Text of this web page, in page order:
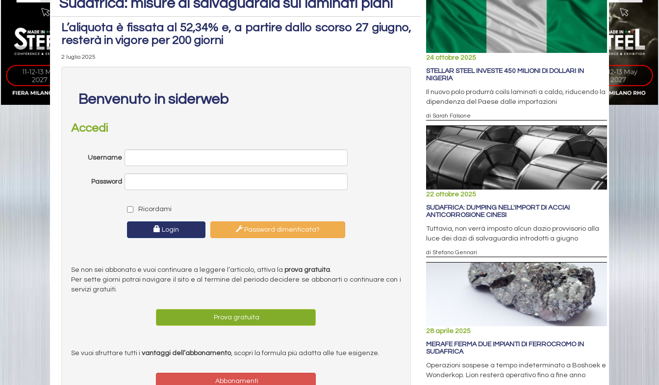
Sudafrica: misure di salvaguardia sui laminati piani
L’aliquota è fissata al 52,34% e, a partire dallo scorso 27 giugno,
resterà in vigore per 200 giorni
2 luglio 2025
Benvenuto in siderweb
Accedi
Username
Password
Ricordami
Login Password dimenticata?
Se non sei abbonato e vuoi continuare a leggere l’articolo, attiva la prova gratuita.
Per sette giorni potrai navigare il sito e al termine del periodo decidere se abbonarti o continuare con i
servizi gratuiti.
Prova gratuita
Se vuoi sfruttare tutti i vantaggi dell’abbonamento, scopri la formula più adatta alle tue esigenze.
Abbonamenti
24 ottobre 2025
STELLAR STEEL INVESTE 450 MILIONI DI DOLLARI IN
NIGERIA
Il nuovo polo produrrà coils laminati a caldo, riducendo la
dipendenza del Paese dalle importazioni
di Sarah Falsone
22 ottobre 2025
SUDAFRICA: DUMPING NELL'IMPORT DI ACCIAI
ANTICORROSIONE CINESI
Tuttavia, non verrà imposto alcun dazio provvisorio alla
luce dei dazi di salvaguardia introdotti a giugno
di Stefano Gennari
28 aprile 2025
MERAFE FERMA DUE IMPIANTI DI FERROCROMO IN
SUDAFRICA
Operazioni sospese a tempo indeterminato a Boshoek e
Wonderkop. Lion resterà operativo fino a fine anno